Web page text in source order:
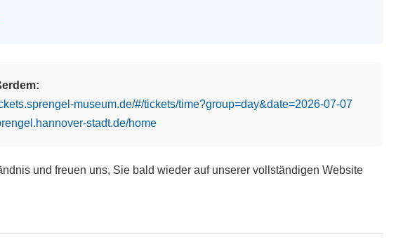
museum.de/#/tickets/time?group=day&date=2026-07-07
stadt.de/home
und freuen uns, Sie bald wieder auf unserer vollständigen Website